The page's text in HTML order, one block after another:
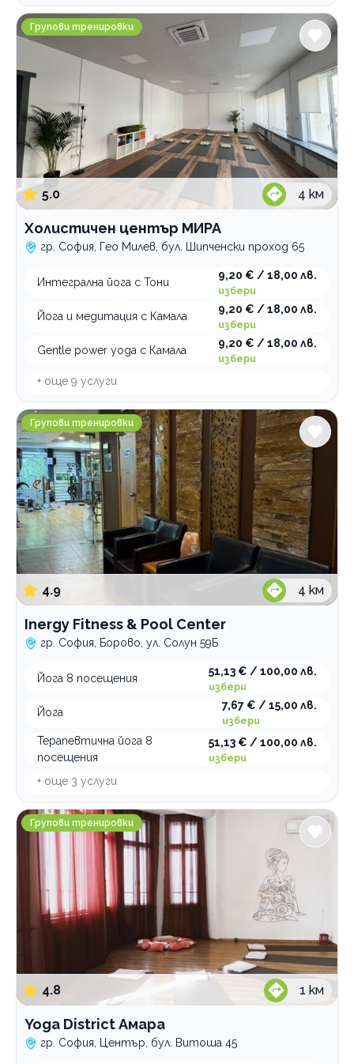
Холистичен център МИРА
Групови тренировки
5.0 4 км
Холистичен център МИРА
гр. София, Гео Милев, бул. Шипченски проход 65
Интегрална йога с Тони
9,20 € / 18,00 лв.
избери
Йога и медитация с Камала
9,20 € / 18,00 лв.
избери
Gentle power yoga с Камала
9,20 € / 18,00 лв.
избери
+ още 9 услуги
Inergy Fitness & Pool Center
Групови тренировки
4.9 4 км
Inergy Fitness & Pool Center
гр. София, Борово, ул. Солун 59Б
Йога 8 посещения
51,13 € / 100,00 лв.
избери
Йога
7,67 € / 15,00 лв.
избери
Терапевтична йога 8
посещения
51,13 € / 100,00 лв.
избери
+ още 3 услуги
Yoga District Амара
Групови тренировки
4.8 1 км
Yoga District Амара
гр. София, Център, бул. Витоша 45